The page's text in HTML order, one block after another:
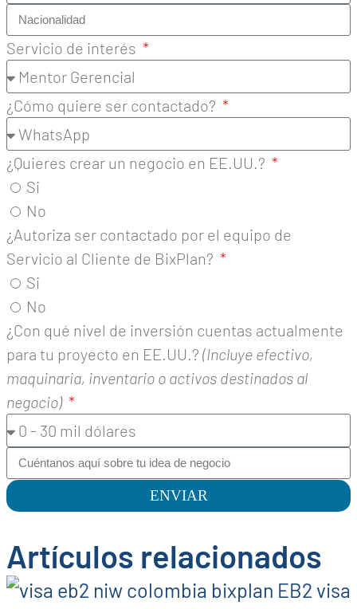
+1
Servicio de interés
¿Cómo quiere ser contactado?
¿Quieres crear un negocio en EE.UU.?
Si
No
¿Autoriza ser contactado por el equipo de
Servicio al Cliente de BixPlan?
Si
No
¿Con qué nivel de inversión cuentas actualmente
para tu proyecto en EE.UU.? (Incluye efectivo,
maquinaria, inventario o activos destinados al
negocio)
ENVIAR
Artículos relacionados